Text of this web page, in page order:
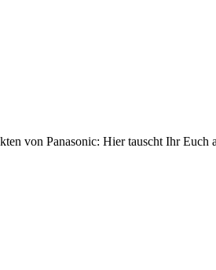
von Panasonic: Hier tauscht Ihr Euch